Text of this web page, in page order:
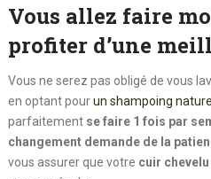
Vous allez faire
profiter d’une
Vous ne serez pas obligé de vous
en optant pourun shampoing naturel
parfaitement se faire 1 fois par
changement demande de la
vous assurer que votre cuir